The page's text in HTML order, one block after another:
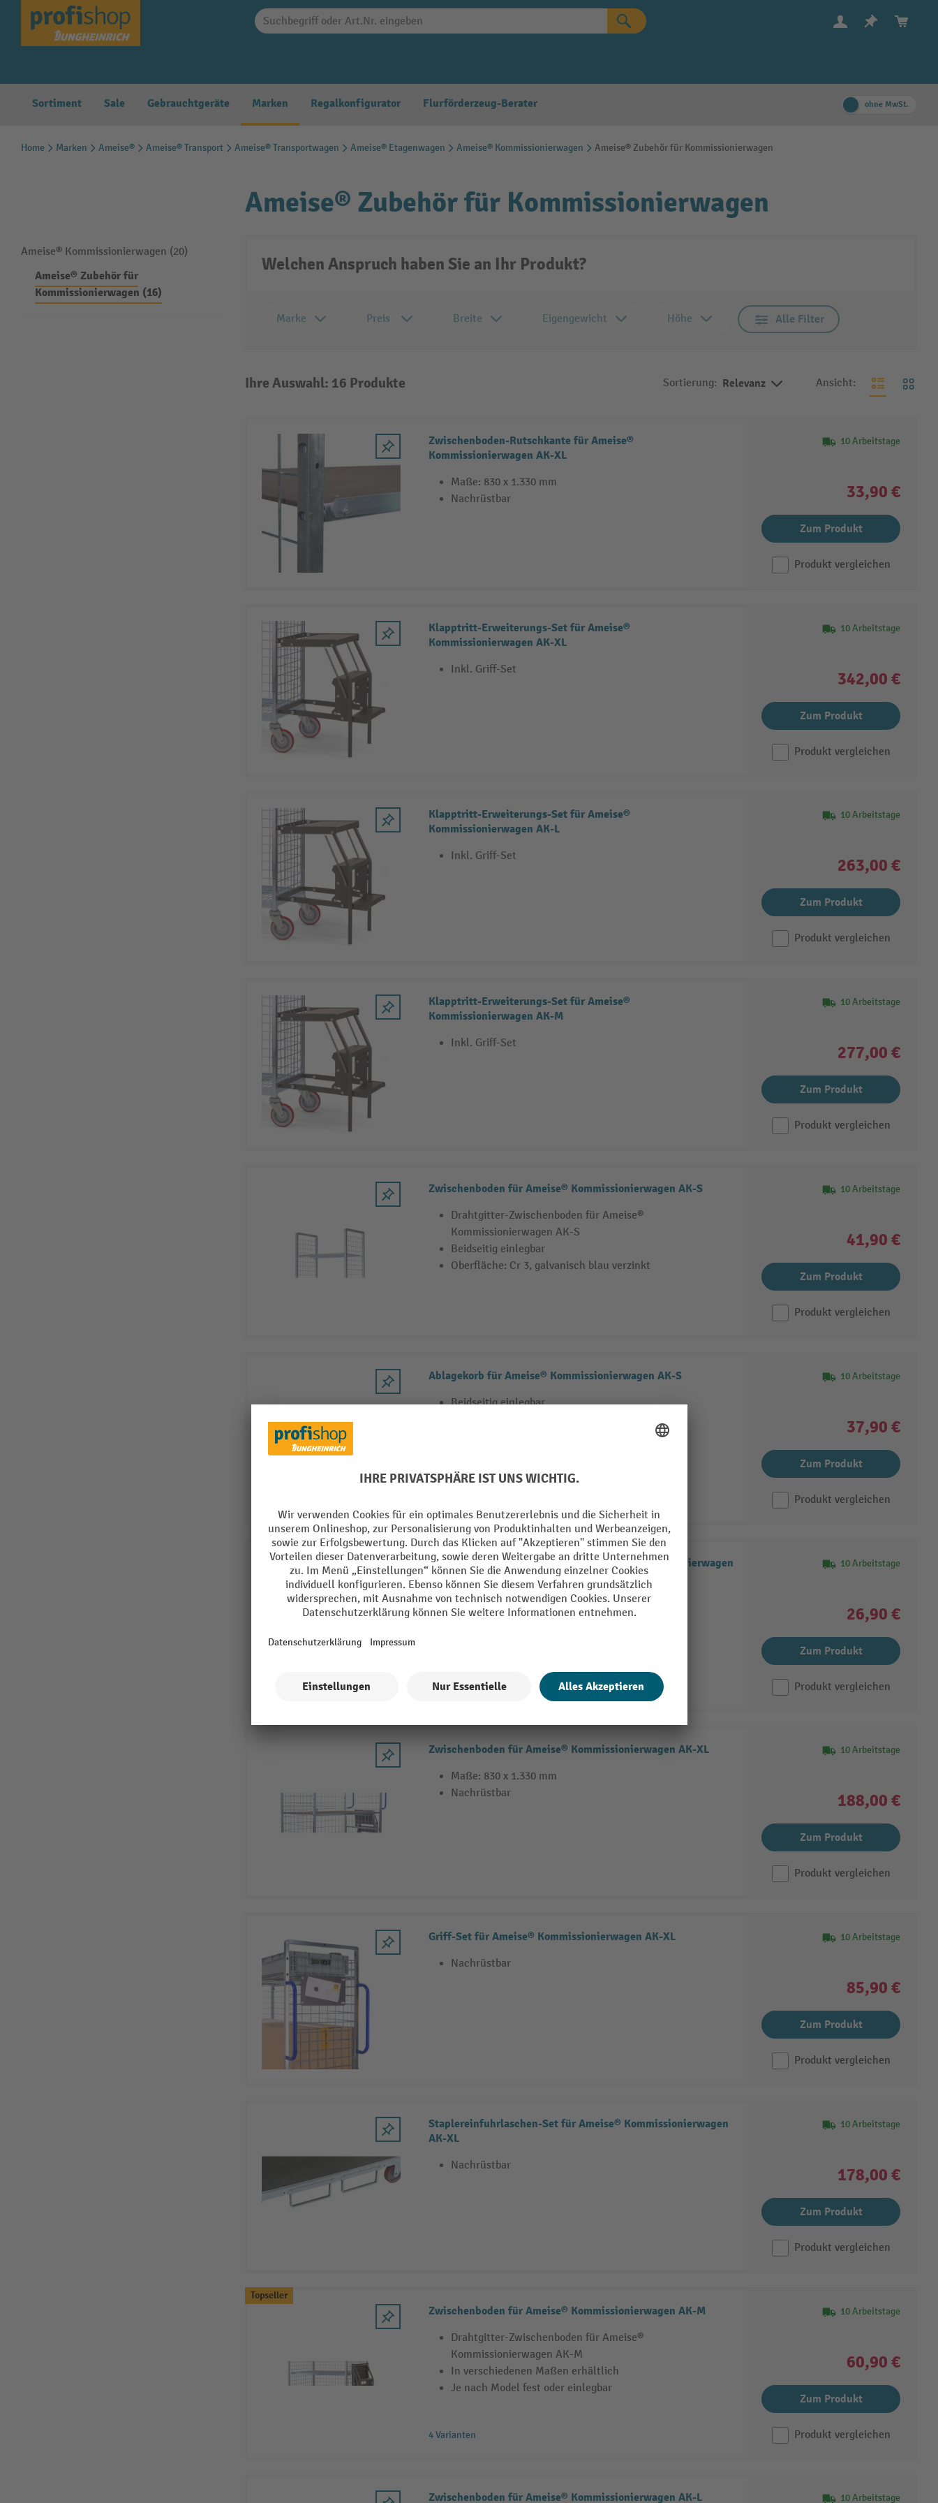
Zur Hauptnavigation springen
Sortiment Sale Gebrauchtgeräte Marken Regalkonfigurator Flurförderzeug-Berater ohne MwSt.
Home Marken Ameise® Ameise® Transport Ameise® Transportwagen Ameise® Etagenwagen Ameise® Kommissionierwagen Ameise® Zubehör für Kommissionierwagen
Ameise® Kommissionierwagen (20)
Ameise® Zubehör für
Kommissionierwagen (16)
Ameise® Zubehör für Kommissionierwagen
Welchen Anspruch haben Sie an Ihr Produkt?
Marke Preis Breite Eigengewicht Höhe Alle Filter
Ihre Auswahl: 16 Produkte Sortierung: Relevanz Ansicht:
Zwischenboden-Rutschkante für Ameise®
Kommissionierwagen AK-XL
Maße: 830 x 1.330 mm
Nachrüstbar
10 Arbeitstage
33,90 €
Zum Produkt
Produkt vergleichen
Klapptritt-Erweiterungs-Set für Ameise®
Kommissionierwagen AK-XL
Inkl. Griff-Set
10 Arbeitstage
342,00 €
Zum Produkt
Produkt vergleichen
Klapptritt-Erweiterungs-Set für Ameise®
Kommissionierwagen AK-L
Inkl. Griff-Set
10 Arbeitstage
263,00 €
Zum Produkt
Produkt vergleichen
Klapptritt-Erweiterungs-Set für Ameise®
Kommissionierwagen AK-M
Inkl. Griff-Set
10 Arbeitstage
277,00 €
Zum Produkt
Produkt vergleichen
Zwischenboden für Ameise® Kommissionierwagen AK-S
Drahtgitter-Zwischenboden für Ameise®
Kommissionierwagen AK-S
Beidseitig einlegbar
Oberfläche: Cr 3, galvanisch blau verzinkt
10 Arbeitstage
41,90 €
Zum Produkt
Produkt vergleichen
Ablagekorb für Ameise® Kommissionierwagen AK-S
Beidseitig einlegbar
10 Arbeitstage
37,90 €
Zum Produkt
Produkt vergleichen
Ablagekorb-Zwischengitter für Ameise® Kommissionierwagen
AK-S
Beidseitig einlegbar
10 Arbeitstage
26,90 €
Zum Produkt
Produkt vergleichen
Zwischenboden für Ameise® Kommissionierwagen AK-XL
Maße: 830 x 1.330 mm
Nachrüstbar
10 Arbeitstage
188,00 €
Zum Produkt
Produkt vergleichen
Griff-Set für Ameise® Kommissionierwagen AK-XL
Nachrüstbar
10 Arbeitstage
85,90 €
Zum Produkt
Produkt vergleichen
Staplereinfuhrlaschen-Set für Ameise® Kommissionierwagen
AK-XL
Nachrüstbar
10 Arbeitstage
178,00 €
Zum Produkt
Produkt vergleichen
Topseller
Zwischenboden für Ameise® Kommissionierwagen AK-M
Drahtgitter-Zwischenboden für Ameise®
Kommissionierwagen AK-M
In verschiedenen Maßen erhältlich
Je nach Model fest oder einlegbar
4 Varianten
10 Arbeitstage
60,90 €
Zum Produkt
Produkt vergleichen
Zwischenboden für Ameise® Kommissionierwagen AK-L 10 Arbeitstage